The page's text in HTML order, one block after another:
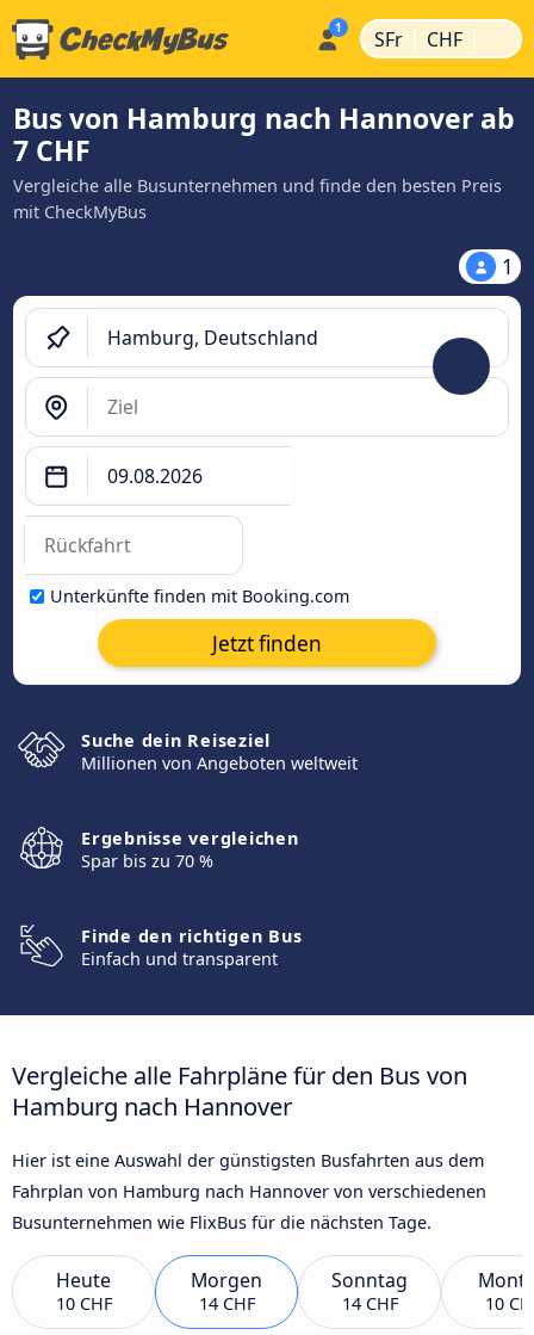
SFr | CHF |
Bus von Hamburg nach Hannover ab
7 CHF
Vergleiche alle Busunternehmen und finde den besten Preis
mit CheckMyBus
1
Unterkünfte finden mit Booking.com
Jetzt finden
Suche dein Reiseziel
Millionen von Angeboten weltweit
Ergebnisse vergleichen
Spar bis zu 70 %
Finde den richtigen Bus
Einfach und transparent
Vergleiche alle Fahrpläne für den Bus von
Hamburg nach Hannover
Hier ist eine Auswahl der günstigsten Busfahrten aus dem
Fahrplan von Hamburg nach Hannover von verschiedenen
Busunternehmen wie FlixBus für die nächsten Tage.
Heute
10 CHF
Morgen
14 CHF
Sonntag
14 CHF 10